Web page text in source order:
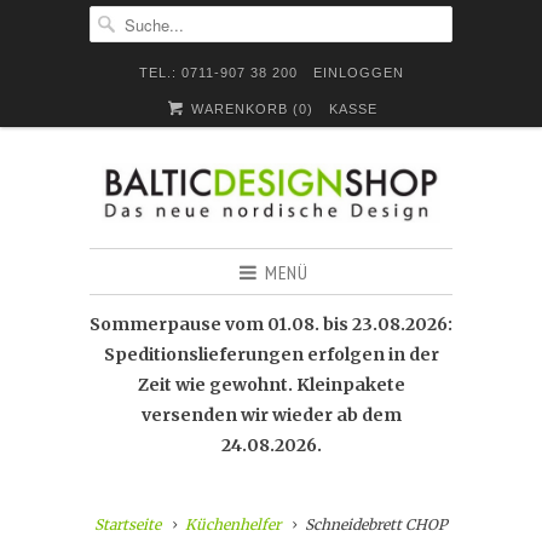
TEL.: 0711-907 38 200 EINLOGGEN
WARENKORB (0) KASSE
MENÜ
Sommerpause vom 01.08. bis 23.08.2026:
Speditionslieferungen erfolgen in der
Zeit wie gewohnt. Kleinpakete
versenden wir wieder ab dem
24.08.2026.
Startseite Küchenhelfer Schneidebrett CHOP